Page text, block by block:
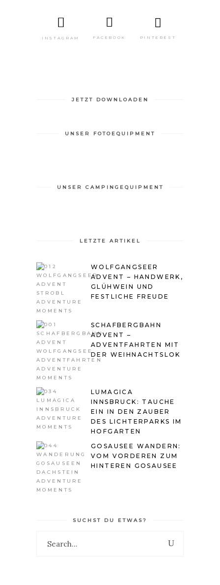
INSTAGRAM FACEBOOK PINTEREST
JETZT DOWNLOADEN
UNSER FOTOEQUIPMENT
UNSER CAMPINGEQUIPMENT
LETZTE ARTIKEL
WOLFGANGSEER
ADVENT – HANDWERK,
GLÜHWEIN UND
FESTLICHE FREUDE
SCHAFBERGBAHN
ADVENT –
ADVENTFAHRTEN MIT
DER WEIHNACHTSLOK
LUMAGICA
INNSBRUCK: TAUCHE
EIN IN DEN ZAUBER
DES LICHTERPARKS IM
HOFGARTEN
GOSAUSEE WANDERN:
VOM VORDEREN ZUM
HINTEREN GOSAUSEE
SUCHST DU ETWAS?